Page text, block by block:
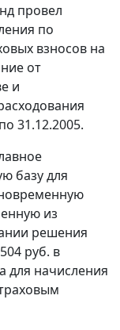
провел
по
взносов на
от
и
31.12.2005.
базу для
из
решения
руб. в
для начисления